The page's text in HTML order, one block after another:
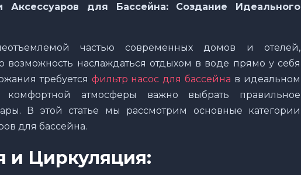
Аксессуаров для Бассейна: Создание Идеального
частью современных домов и отелей,
возможность наслаждаться отдыхом в воде прямо у себя
требуется фильтр насос для бассейна в идеальном
атмосферы важно выбрать правильное
В этой статье мы рассмотрим основные категории
для бассейна.
и Циркуляция: